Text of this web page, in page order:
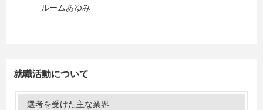
ルームあゆみ
就職活動について
選考を受けた主な業界